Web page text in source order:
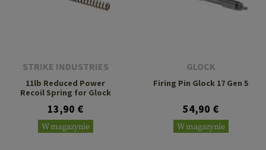
STRIKE INDUSTRIES
11lb Reduced Power
Recoil Spring for Glock
13,90 €
W magazynie
GLOCK
Firing Pin Glock 17 Gen 5
54,90 €
W magazynie